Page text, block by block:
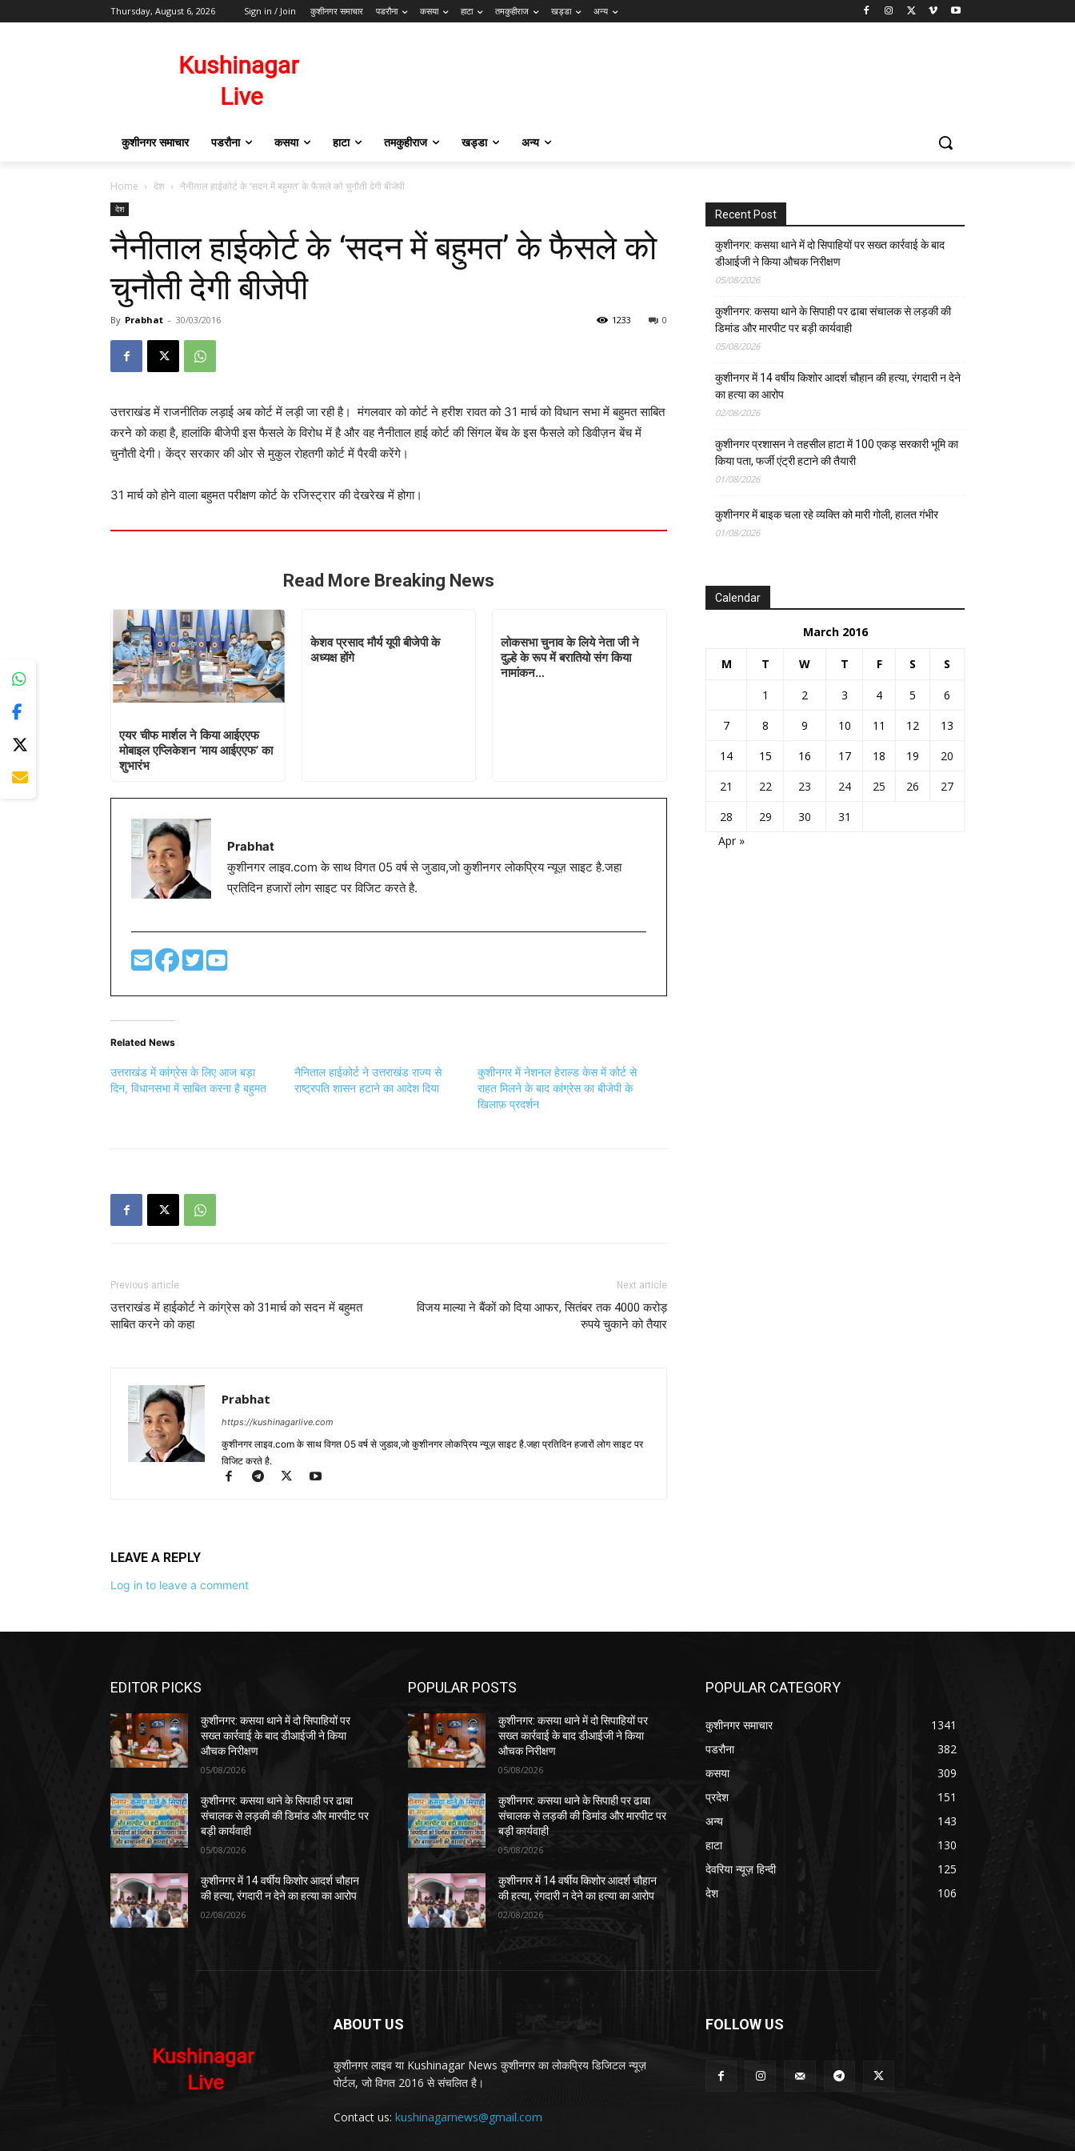
Thursday, August 6, 2026 Sign in / Join कुशीनगर समाचार पडरौना कसया हाटा तमकुहीराज खड्डा अन्य
कुशीनगर समाचार पडरौना कसया हाटा तमकुहीराज खड्डा अन्य
Home देश नैनीताल हाईकोर्ट के ‘सदन में बहुमत’ के फैसले को चुनौती देगी बीजेपी
देश
नैनीताल हाईकोर्ट के ‘सदन में बहुमत’ के फैसले को
चुनौती देगी बीजेपी
By Prabhat - 30/03/2016 0
1233
उत्तराखंड में राजनीतिक लड़ाई अब कोर्ट में लड़ी जा रही है। मंगलवार को कोर्ट ने हरीश रावत को 31 मार्च को विधान सभा में बहुमत साबित
करने को कहा है, हालांकि बीजेपी इस फैसले के विरोध में है और वह नैनीताल हाई कोर्ट की सिंगल बेंच के इस फैसले को डिवीज़न बेंच में
चुनौती देगी। केंद्र सरकार की ओर से मुकुल रोहतगी कोर्ट में पैरवी करेंगे।
31 मार्च को होने वाला बहुमत परीक्षण कोर्ट के रजिस्ट्रार की देखरेख में होगा।
Read More Breaking News
एयर चीफ मार्शल ने किया आईएएफ
मोबाइल एप्लिकेशन ‘माय आईएएफ’ का
शुभारंभ
केशव प्रसाद मौर्य यूपी बीजेपी के
अध्यक्ष होंगे
लोकसभा चुनाव के लिये नेता जी ने
दुल्हे के रूप में बरातियो संग किया
नामांकन…
Prabhat
कुशीनगर लाइव.com के साथ विगत 05 वर्ष से जुडाव,जो कुशीनगर लोकप्रिय न्यूज़ साइट है.जहा
प्रतिदिन हजारों लोग साइट पर विजिट करते है.
Related News
उत्तराखंड में कांग्रेस के लिए आज बड़ा
दिन, विधानसभा में साबित करना है बहुमत
नैनिताल हाईकोर्ट ने उत्तराखंड राज्य से
राष्ट्रपति शासन हटाने का आदेश दिया
कुशीनगर में नेशनल हेराल्ड केस में कोर्ट से
राहत मिलने के बाद कांग्रेस का बीजेपी के
खिलाफ़ प्रदर्शन
Previous article
उत्तराखंड में हाईकोर्ट ने कांग्रेस को 31मार्च को सदन में बहुमत
साबित करने को कहा
Next article
विजय माल्या ने बैंकों को दिया आफर, सितंबर तक 4000 करोड़
रुपये चुकाने को तैयार
Prabhat
https://kushinagarlive.com
कुशीनगर लाइव.com के साथ विगत 05 वर्ष से जुडाव,जो कुशीनगर लोकप्रिय न्यूज़ साइट है.जहा प्रतिदिन हजारों लोग साइट पर
विजिट करते है.
LEAVE A REPLY
Log in to leave a comment
Recent Post
कुशीनगर: कसया थाने में दो सिपाहियों पर सख्त कार्रवाई के बाद
डीआईजी ने किया औचक निरीक्षण
05/08/2026
कुशीनगर: कसया थाने के सिपाही पर ढाबा संचालक से लड़की की
डिमांड और मारपीट पर बड़ी कार्यवाही
05/08/2026
कुशीनगर में 14 वर्षीय किशोर आदर्श चौहान की हत्या, रंगदारी न देने
का हत्या का आरोप
02/08/2026
कुशीनगर प्रशासन ने तहसील हाटा में 100 एकड़ सरकारी भूमि का
किया पता, फर्जी एंट्री हटाने की तैयारी
01/08/2026
कुशीनगर में बाइक चला रहे व्यक्ति को मारी गोली, हालत गंभीर
01/08/2026
Calendar
March 2016
M T W T F S S
1 2 3 4 5
6
7
8 9 10 11 12
13
14
15 16 17 18 19
20
21
22 23 24 25 26
27
28
29 30
31
Apr »
EDITOR PICKS
कुशीनगर: कसया थाने में दो सिपाहियों पर
सख्त कार्रवाई के बाद डीआईजी ने किया
औचक निरीक्षण
05/08/2026
कुशीनगर: कसया थाने के सिपाही पर ढाबा
संचालक से लड़की की डिमांड और मारपीट पर
बड़ी कार्यवाही
05/08/2026
कुशीनगर में 14 वर्षीय किशोर आदर्श चौहान
की हत्या, रंगदारी न देने का हत्या का आरोप
02/08/2026
POPULAR POSTS
कुशीनगर: कसया थाने में दो सिपाहियों पर
सख्त कार्रवाई के बाद डीआईजी ने किया
औचक निरीक्षण
05/08/2026
कुशीनगर: कसया थाने के सिपाही पर ढाबा
संचालक से लड़की की डिमांड और मारपीट पर
बड़ी कार्यवाही
05/08/2026
कुशीनगर में 14 वर्षीय किशोर आदर्श चौहान
की हत्या, रंगदारी न देने का हत्या का आरोप
02/08/2026
POPULAR CATEGORY
कुशीनगर समाचार
1341
पडरौना
382
कसया
309
प्रदेश
151
अन्य
143
हाटा
130
देवरिया न्यूज़ हिन्दी
125
देश
106
ABOUT US
कुशीनगर लाइव या Kushinagar News कुशीनगर का लोकप्रिय डिजिटल न्यूज़
पोर्टल, जो विगत 2016 से संचलित है।
Contact us: kushinagarnews@gmail.com
FOLLOW US